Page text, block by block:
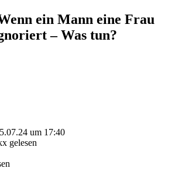
ein Mann eine Frau
– Was tun?
um 17:40
gelesen